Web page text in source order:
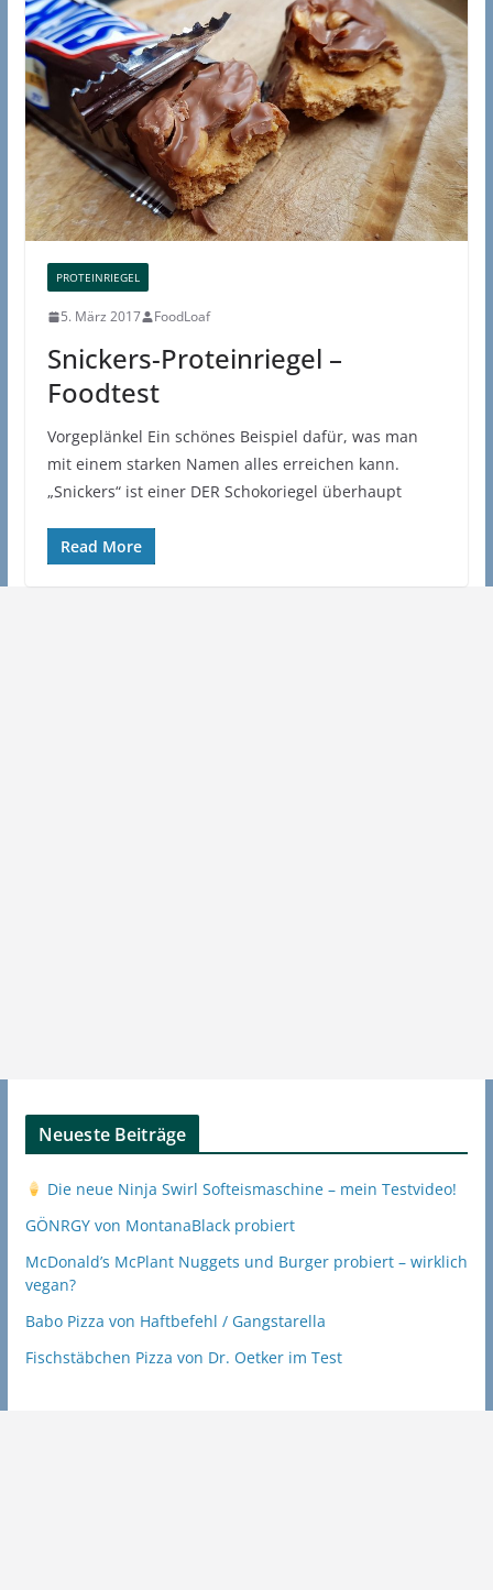
PROTEINRIEGEL
5. März 2017 FoodLoaf
Snickers-Proteinriegel –
Foodtest
Vorgeplänkel Ein schönes Beispiel dafür, was man
mit einem starken Namen alles erreichen kann.
„Snickers“ ist einer DER Schokoriegel überhaupt
Read More
Neueste Beiträge
Die neue Ninja Swirl Softeismaschine – mein Testvideo!
GÖNRGY von MontanaBlack probiert
McDonald’s McPlant Nuggets und Burger probiert – wirklich
vegan?
Babo Pizza von Haftbefehl / Gangstarella
Fischstäbchen Pizza von Dr. Oetker im Test